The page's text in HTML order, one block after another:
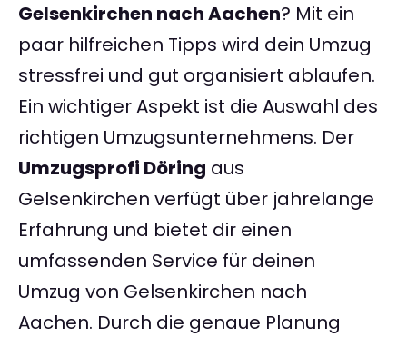
Gelsenkirchen nach Aachen? Mit ein
paar hilfreichen Tipps wird dein Umzug
stressfrei und gut organisiert ablaufen.
Ein wichtiger Aspekt ist die Auswahl des
richtigen Umzugsunternehmens. Der
Umzugsprofi Döring aus
Gelsenkirchen verfügt über jahrelange
Erfahrung und bietet dir einen
umfassenden Service für deinen
Umzug von Gelsenkirchen nach
Aachen. Durch die genaue Planung